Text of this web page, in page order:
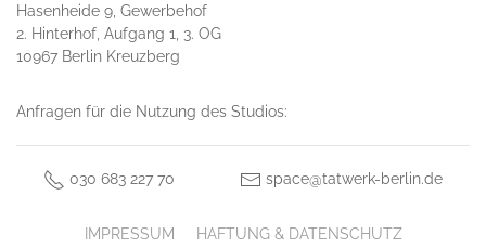
Hasenheide 9, Gewerbehof
2. Hinterhof, Aufgang 1, 3. OG
10967 Berlin Kreuzberg
Anfragen für die Nutzung des Studios:
030 683 227 70 space@tatwerk-berlin.de
IMPRESSUM HAFTUNG & DATENSCHUTZ